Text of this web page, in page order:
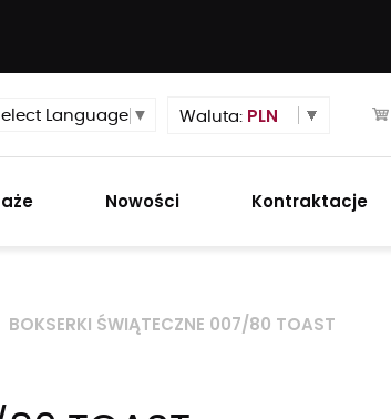
Language ▼ Waluta: PLN
Nowości Kontraktacje
BOKSERKI ŚWIĄTECZNE 007/80 TOAST